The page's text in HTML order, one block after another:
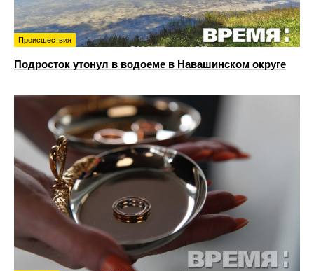
Происшествия
Подросток утонул в водоеме в Навашинском округе